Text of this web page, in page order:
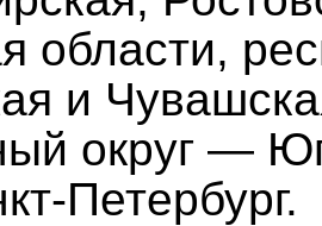
области,
и
округ —
Петербург.